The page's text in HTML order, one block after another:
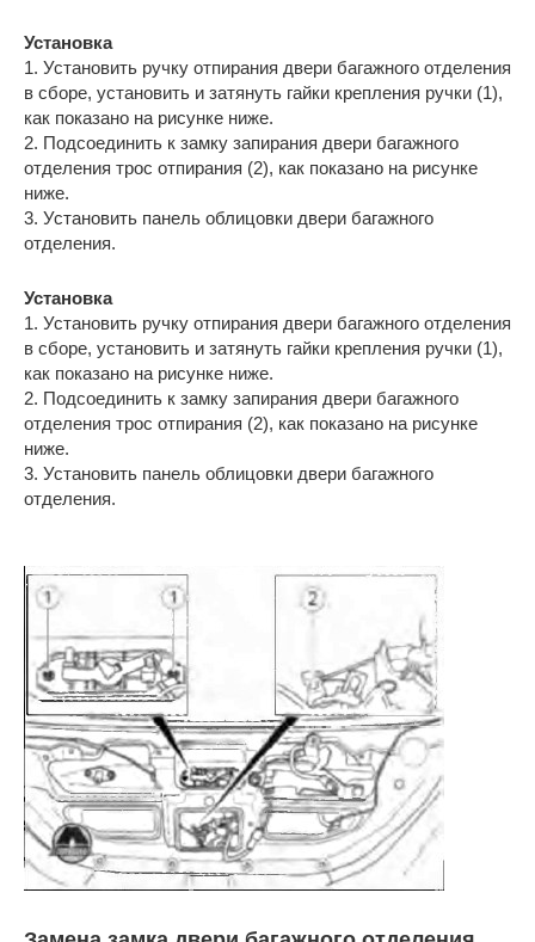
Установка
1. Установить ручку отпирания двери багажного отделения
в сборе, установить и затянуть гайки крепления ручки (1),
как показано на рисунке ниже.
2. Подсоединить к замку запирания двери багажного
отделения трос отпирания (2), как показано на рисунке
ниже.
3. Установить панель облицовки двери багажного
отделения.
Установка
1. Установить ручку отпирания двери багажного отделения
в сборе, установить и затянуть гайки крепления ручки (1),
как показано на рисунке ниже.
2. Подсоединить к замку запирания двери багажного
отделения трос отпирания (2), как показано на рисунке
ниже.
3. Установить панель облицовки двери багажного
отделения.